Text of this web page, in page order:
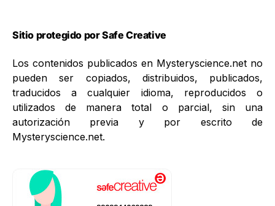
Sitio protegido por Safe Creative
Los contenidos publicados en Mysteryscience.net no
pueden ser copiados, distribuidos, publicados,
traducidos a cualquier idioma, reproducidos o
utilizados de manera total o parcial, sin una
autorización previa y por escrito de
Mysteryscience.net.